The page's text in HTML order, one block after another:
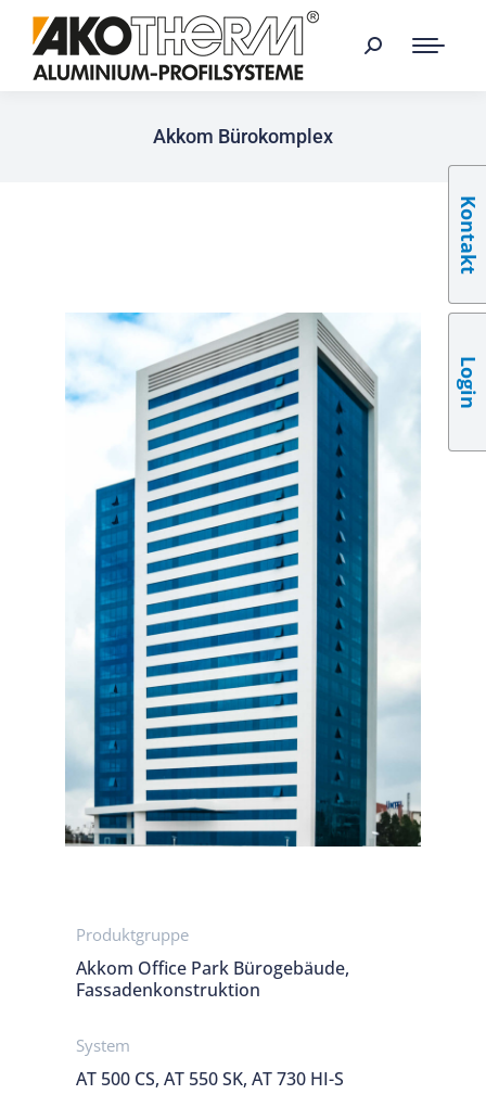
Akkom Bürokomplex
Produktgruppe
Akkom Office Park Bürogebäude,
Fassadenkonstruktion
System
AT 500 CS, AT 550 SK, AT 730 HI-S
Kontakt
Login